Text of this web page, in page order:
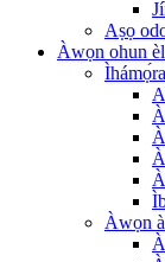
Aṣọ
Àwọn ohun
Àwọn